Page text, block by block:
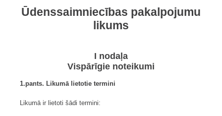
Ūdenssaimniecības pakalpojumu
likums
I nodaļa
Vispārīgie noteikumi
1.pants. Likumā lietotie termini
Likumā ir lietoti šādi termini: